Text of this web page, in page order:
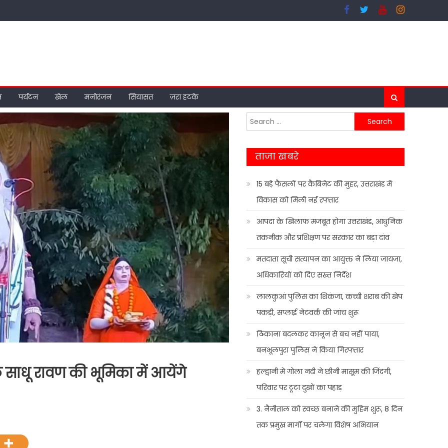
पर्यटन खेल मनोरंजन सियासत ज़रा हटके
साधू रावण की भूमिका में आयेंगे
Search
for:
ताजा खबरे
15 बड़े फैसलों पर कैबिनेट की मुहर, उत्तराखंड में
विकास को मिली नई रफ्तार
आपदा के खिलाफ मजबूत होगा उत्तराखंड, आधुनिक
तकनीक और प्रशिक्षण पर सरकार का बड़ा दांव
मतदाता सूची सत्यापन का आयुक्त ने लिया जायजा,
अधिकारियों को दिए सख्त निर्देश
लालकुआं पुलिस का शिकंजा, कच्ची शराब की खेप
पकड़ी, सप्लाई नेटवर्क की जांच शुरू
ठिकाना बदलकर कानून से बच नहीं पाया,
बनभूलपुरा पुलिस ने किया गिरफ्तार
हल्द्वानी में गोला नदी ने छीनी मासूम की जिंदगी,
परिवार पर टूटा दुखों का पहाड़
3. नैनीताल को स्वच्छ बनाने की मुहिम शुरू, 8 दिन
तक प्रमुख मार्गों पर चलेगा विशेष अभियान